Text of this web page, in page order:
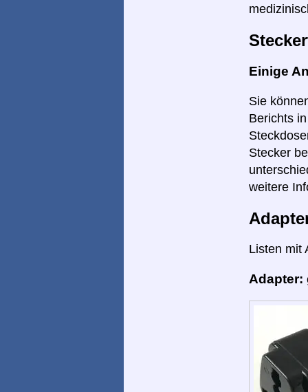
Einige
Sie
Berichts
Stecker
weitere
Listen mit
Adapter: